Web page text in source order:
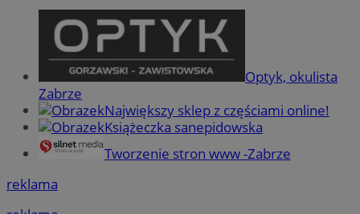
Optyk, okulista
Zabrze
Największy sklep z częściami online!
Książeczka sanepidowska
Tworzenie stron www -Zabrze
reklama